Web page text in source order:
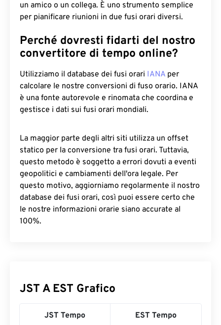
un amico o un collega. È uno strumento semplice
per pianificare riunioni in due fusi orari diversi.
Perché dovresti fidarti del nostro
convertitore di tempo online?
Utilizziamo il database dei fusi orari IANA per
calcolare le nostre conversioni di fuso orario. IANA
è una fonte autorevole e rinomata che coordina e
gestisce i dati sui fusi orari mondiali.
La maggior parte degli altri siti utilizza un offset
statico per la conversione tra fusi orari. Tuttavia,
questo metodo è soggetto a errori dovuti a eventi
geopolitici e cambiamenti dell'ora legale. Per
questo motivo, aggiorniamo regolarmente il nostro
database dei fusi orari, così puoi essere certo che
le nostre informazioni orarie siano accurate al
100%.
JST A EST Grafico
JST Tempo EST Tempo